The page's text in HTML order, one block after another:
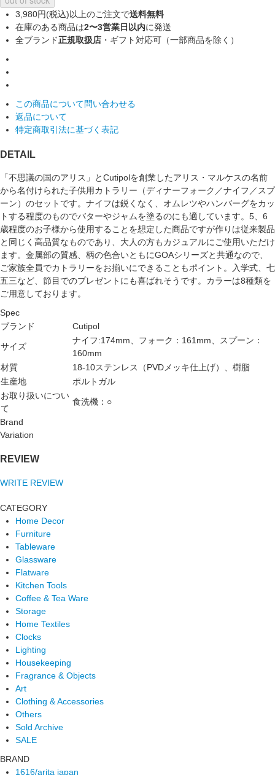
3,980円(税込)以上のご注文で送料無料
在庫のある商品は2〜3営業日以内に発送
全ブランド正規取扱店 ・ギフト対応可（一部商品を除く）
この商品について問い合わせる
返品について
特定商取引法に基づく表記
DETAIL
「不思議の国のアリス」とCutipolを創業したアリス・マルケスの名前
から名付けられた子供用カトラリー（ディナーフォーク／ナイフ／スプ
ーン）のセットです。ナイフは鋭くなく、オムレツやハンバーグをカッ
トする程度のものでバターやジャムを塗るのにも適しています。5、6
歳程度のお子様から使用することを想定した商品ですが作りは従来製品
と同じく高品質なものであり、大人の方もカジュアルにご使用いただけ
ます。金属部の質感、柄の色合いともにGOAシリーズと共通なので、
ご家族全員でカトラリーをお揃いにできることもポイント。入学式、七
五三など、節目でのプレゼントにも喜ばれそうです。カラーは8種類を
ご用意しております。
Spec
ブランド
Cutipol
サイズ
ナイフ:174mm、フォーク：161mm、スプーン：
160mm
材質
18-10ステンレス（PVDメッキ仕上げ）、樹脂
生産地
ポルトガル
お取り扱いについ
て
食洗機：○
Brand
Variation
REVIEW
WRITE REVIEW
CATEGORY
Home Decor
Furniture
Tableware
Glassware
Flatware
Kitchen Tools
Coffee & Tea Ware
Storage
Home Textiles
Clocks
Lighting
Housekeeping
Fragrance & Objects
Art
Clothing & Accessories
Others
Sold Archive
SALE
BRAND
1616/arita japan